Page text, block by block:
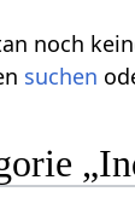
noch
suchen